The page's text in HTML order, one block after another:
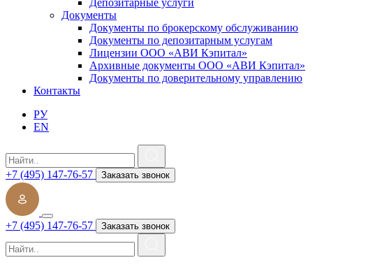
Депозитарные услуги
Документы
Документы по брокерскому обслуживанию
Документы по депозитарным услугам
Лицензии ООО «АВИ Кэпитал»
Архивные документы ООО «АВИ Кэпитал»
Документы по доверительному управлению
Контакты
РУ
EN
+7 (495) 147-76-57 Заказать звонок
+7 (495) 147-76-57 Заказать звонок